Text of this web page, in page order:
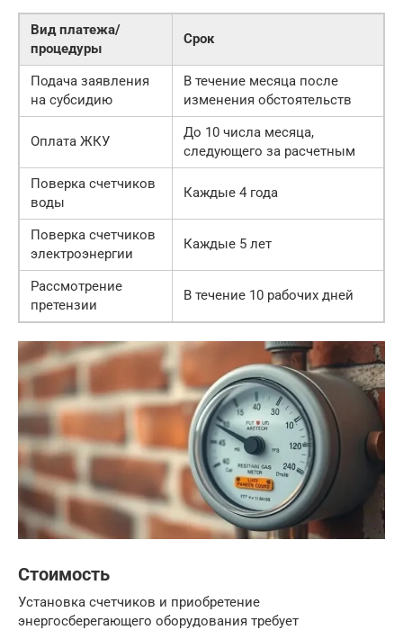
Вид платежа/
процедуры
Срок
Подача заявления
на субсидию
В течение месяца после
изменения обстоятельств
Оплата ЖКУ
До 10 числа месяца,
следующего за расчетным
Поверка счетчиков
воды
Каждые 4 года
Поверка счетчиков
электроэнергии
Каждые 5 лет
Рассмотрение
претензии
В течение 10 рабочих дней
Стоимость
Установка счетчиков и приобретение
энергосберегающего оборудования требует